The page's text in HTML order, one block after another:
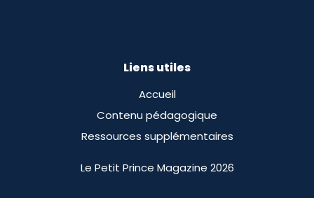
Liens utiles
Accueil
Contenu pédagogique
Ressources supplémentaires
Le Petit Prince Magazine 2026